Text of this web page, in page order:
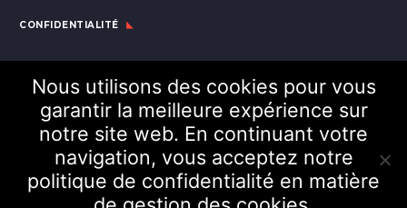
CONFIDENTIALITÉ
Politique de confidentialité des données
Conditions générales de vente
Nous utilisons des cookies pour vous
garantir la meilleure expérience sur
notre site web. En continuant votre
navigation, vous acceptez notre
politique de confidentialité en matière